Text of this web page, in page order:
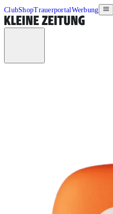
ClubShopTrauerportalWerbung